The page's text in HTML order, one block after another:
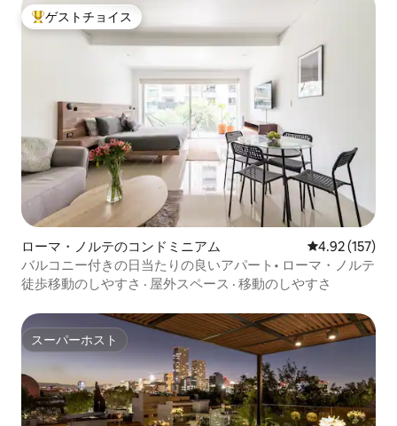
大好評のゲストチョイスです。
ゲストチョイス
ローマ・ノルテのコンドミニアム レビュー157
4.92 (157)
バルコニー付きの日当たりの良いアパート• ローマ・ノルテ
徒歩移動のしやすさ · 屋外スペース · 移動のしやすさ
スーパーホスト
スーパーホスト